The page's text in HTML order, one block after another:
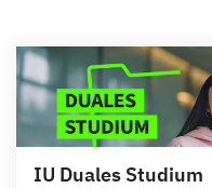
IU Duales Studium